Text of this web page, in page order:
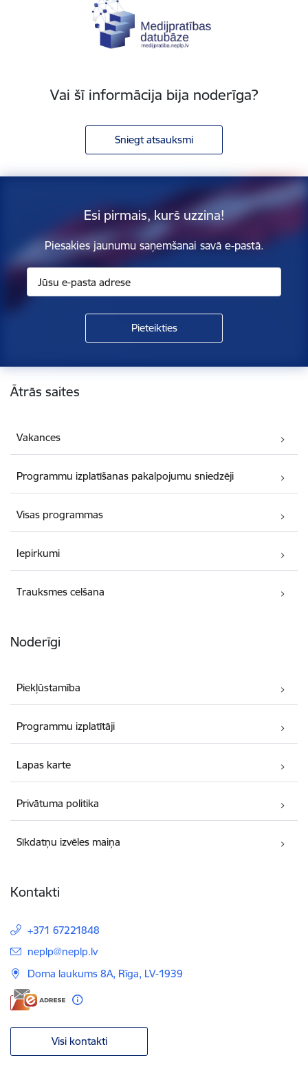
Vai šī informācija bija noderīga?
Sniegt atsauksmi
Esi pirmais, kurš uzzina!
Piesakies jaunumu saņemšanai savā e-pastā.
Kājene
Ātrās saites
Vakances
Programmu izplatīšanas pakalpojumu sniedzēji
Visas programmas
Iepirkumi
Trauksmes celšana
Noderīgi
Piekļūstamība
Programmu izplatītāji
Lapas karte
Privātuma politika
Sīkdatņu izvēles maiņa
Kontakti
+371 67221848
E-pasts:
neplp@neplp.lv
Doma laukums 8A, Rīga, LV-1939
Visi kontakti